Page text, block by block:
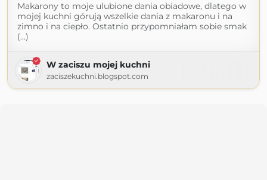
Makarony to moje ulubione dania obiadowe, dlatego w
mojej kuchni górują wszelkie dania z makaronu i na
zimno i na ciepło. Ostatnio przypomniałam sobie smak
(...)
W zaciszu mojej kuchni
zaciszekuchni.blogspot.com